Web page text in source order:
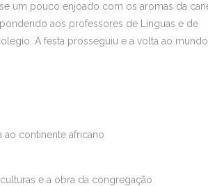
um pouco enjoado com os aromas da
aos professores de Línguas e de
A festa prosseguiu e a volta ao mundo
ao continente africano
e a obra da congregação